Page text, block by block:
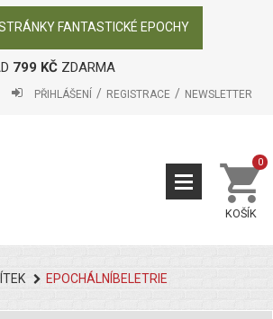
FANTASTICKÉ EPOCHY
799 KČZDARMA
PŘIHLÁŠENÍ REGISTRACE NEWSLETTER
KOŠÍK
0
EPOCHÁLNÍBELETRIE